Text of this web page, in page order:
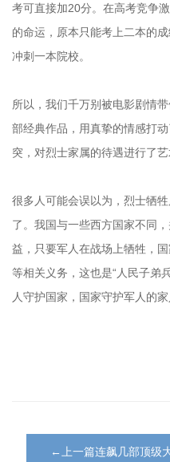
考可直接加20分。在高考竞争
的命运，原本只能考上二本的
冲刺一本院校。
所以，我们千万别被电影剧情
部经典作品，用真挚的情感打
突，对烈士家属的待遇进行了
很多人可能会误以为，烈士牺
了。我国与一些西方国家不同
益，只要军人在战场上牺牲，
等相关义务，这也是“人民子
人守护国家，国家守护军人的家
←上一篇连飙几部顶级